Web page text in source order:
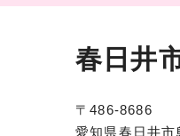
春日井
〒486-8686
愛知県春日井